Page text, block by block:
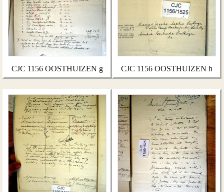
CJC 1156 OOSTHUIZEN g CJC 1156 OOSTHUIZEN h